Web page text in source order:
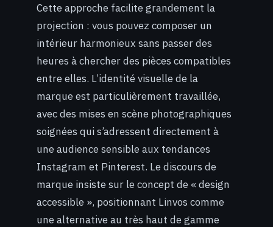
Cette approche facilite grandement la
projection : vous pouvez composer un
intérieur harmonieux sans passer des
heures à chercher des pièces compatibles
entre elles. L’identité visuelle de la
marque est particulièrement travaillée,
avec des mises en scène photographiques
soignées qui s’adressent directement à
une audience sensible aux tendances
Instagram et Pinterest. Le discours de
marque insiste sur le concept de « design
accessible », positionnant Linvos comme
une alternative au très haut de gamme